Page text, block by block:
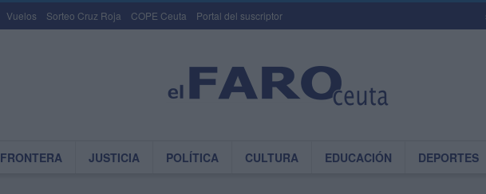
Vuelos Sorteo Cruz Roja COPE Ceuta Portal del suscriptor
FRONTERA JUSTICIA POLÍTICA CULTURA EDUCACIÓN DEPORTES